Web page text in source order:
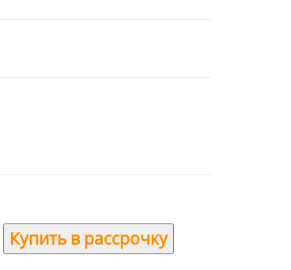
Купить в рассрочку